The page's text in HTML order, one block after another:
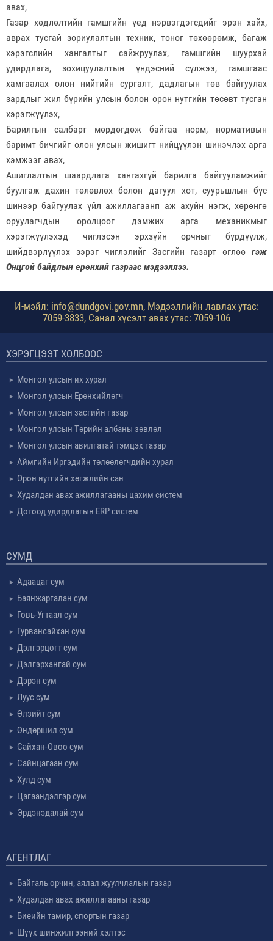
авах,
Газар хөдлөлтийн гамшгийн үед нэрвэгдэгсдийг эрэн хайх,
аврах тусгай зориулалтын техник, тоног төхөөрөмж, багаж
хэрэгслийн хангалтыг сайжруулах, гамшгийн шуурхай
удирдлага, зохицуулалтын үндэсний сүлжээ, гамшгаас
хамгаалах олон нийтийн сургалт, дадлагын төв байгуулах
зардлыг жил бүрийн улсын болон орон нутгийн төсөвт тусган
хэрэгжүүлэх,
Барилгын салбарт мөрдөгдөж байгаа норм, нормативын
баримт бичгийг олон улсын жишигт нийцүүлэн шинэчлэх арга
хэмжээг авах,
Ашиглалтын шаардлага хангахгүй барилга байгууламжийг
буулгаж дахин төлөвлөх болон дагуул хот, суурьшлын бүс
шинээр байгуулах үйл ажиллагаанп аж ахуйн нэгж, хөрөнгө
оруулагчдын оролцоог дэмжих арга механикмыг
хэрэгжүүлэхэд чиглэсэн эрхзүйн орчныг бүрдүүлж,
шийдвэрлүүлэх зэрэг чиглэлийг Засгийн газарт өглөө гэж
Онцгой байдлын ерөнхий газраас мэдээллээ.
И-мэйл: info@dundgovi.gov.mn, Мэдээллийн лавлах утас:
7059-3833, Санал хүсэлт авах утас: 7059-106
ХЭРЭГЦЭЭТ ХОЛБООС
Монгол улсын их хурал
Монгол улсын Ерөнхийлөгч
Монгол улсын засгийн газар
Монгол улсын Төрийн албаны зөвлөл
Монгол улсын авилгатай тэмцэх газар
Аймгийн Иргэдийн төлөөлөгчдийн хурал
Орон нутгийн хөгжлийн сан
Худалдан авах ажиллагааны цахим систем
Дотоод удирдлагын ERP систем
СУМД
Адаацаг сум
Баянжаргалан сум
Говь-Угтаал сум
Гурвансайхан сум
Дэлгэрцогт сум
Дэлгэрхангай сум
Дэрэн сум
Луус сум
Өлзийт сум
Өндөршил сум
Сайхан-Овоо сум
Сайнцагаан сум
Хулд сум
Цагаандэлгэр сум
Эрдэнэдалай сум
АГЕНТЛАГ
Байгаль орчин, аялал жуулчлалын газар
Худалдан авах ажиллагааны газар
Биеийн тамир, спортын газар
Шүүх шинжилгээний хэлтэс